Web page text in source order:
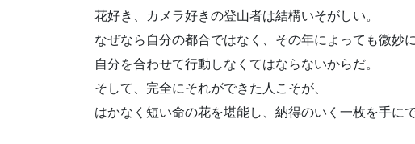
花好き、カメラ好きの登山者は結構いそがしい。
なぜなら自分の都合ではなく、その年によっても微妙
自分を合わせて行動しなくてはならないからだ。
そして、完全にそれができた人こそが、
はかなく短い命の花を堪能し、納得のいく一枚を手にで